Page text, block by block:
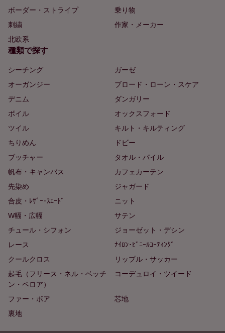
ボーダー・ストライプ
乗り物
刺繍
作家・メーカー
北欧系
種類で探す
シーチング
ガーゼ
オーガンジー
ブロード・ローン・スケア
デニム
ダンガリー
ボイル
オックスフォード
ツイル
キルト・キルティング
ちりめん
ドビー
ブッチャー
タオル・パイル
帆布・キャンバス
カフェカーテン
先染め
ジャガード
合皮・ﾚｻﾞｰ･ｽｴｰﾄﾞ
ニット
W幅・広幅
サテン
チュール・シフォン
ジョーゼット・デシン
レース
ﾅｲﾛﾝ･ﾋﾞﾆｰﾙｺｰﾃｨﾝｸﾞ
クールクロス
リップル・サッカー
起毛（フリース・ネル・ベッチ
ン・ベロア）
コーデュロイ・ツイード
ファー・ボア
芯地
裏地